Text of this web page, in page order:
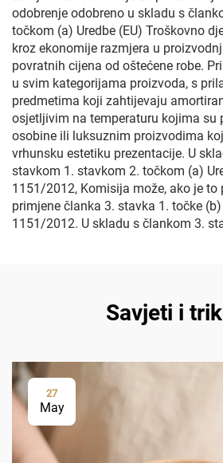
odobrenje odobreno u skladu s
točkom (a) Uredbe (EU) Troškovno
kroz ekonomije razmjera u
povratnih cijena od oštećene robe.
u svim kategorijama proizvoda, s
predmetima koji zahtijevaju
osjetljivim na temperaturu kojima su
osobine ili luksuznim proizvodima
vrhunsku estetiku prezentacije. U
stavkom 1. stavkom 2. točkom (a)
1151/2012, Komisija može, ako je to
primjene članka 3. stavka 1. točke (b)
1151/2012. U skladu s člankom 3.
Savjeti i
27
May